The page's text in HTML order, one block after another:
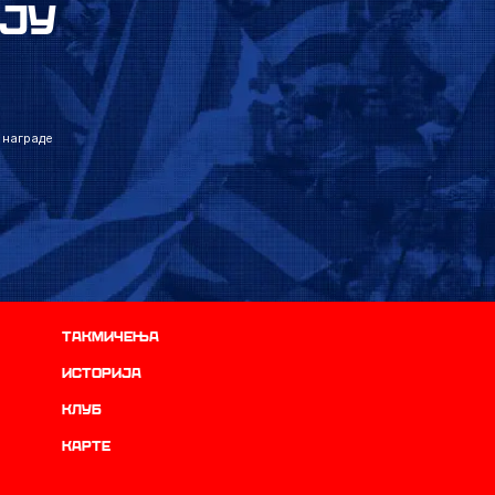
Такмичења
историја
Клуб
Карте